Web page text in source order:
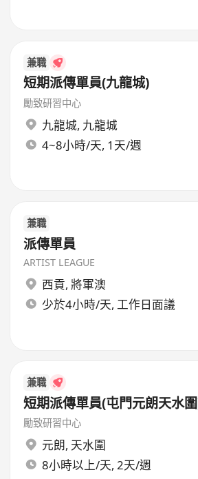
兼職
短期派傳單員(九龍城)
勵致研習中心
九龍城, 九龍城
4~8小時/天, 1天/週
兼職
派傳單員
ARTIST LEAGUE
西貢, 將軍澳
少於4小時/天, 工作日面議
兼職
短期派傳單員(屯門元朗天水
勵致研習中心
元朗, 天水圍
8小時以上/天, 2天/週